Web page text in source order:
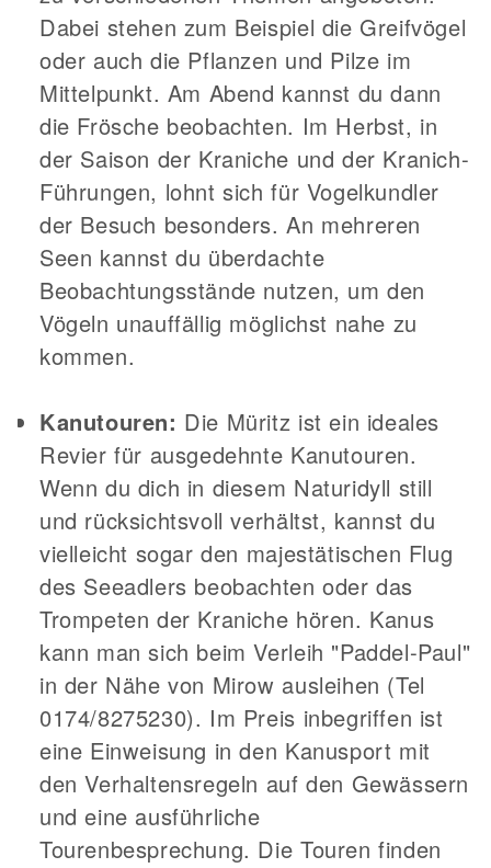
Dabei stehen zum Beispiel die Greifvögel
oder auch die Pflanzen und Pilze im
Mittelpunkt. Am Abend kannst du dann
die Frösche beobachten. Im Herbst, in
der Saison der Kraniche und der Kranich-
Führungen, lohnt sich für Vogelkundler
der Besuch besonders. An mehreren
Seen kannst du überdachte
Beobachtungsstände nutzen, um den
Vögeln unauffällig möglichst nahe zu
kommen.
Kanutouren: Die Müritz ist ein ideales
Revier für ausgedehnte Kanutouren.
Wenn du dich in diesem Naturidyll still
und rücksichtsvoll verhältst, kannst du
vielleicht sogar den majestätischen Flug
des Seeadlers beobachten oder das
Trompeten der Kraniche hören. Kanus
kann man sich beim Verleih "Paddel-Paul"
in der Nähe von Mirow ausleihen (Tel
0174/8275230). Im Preis inbegriffen ist
eine Einweisung in den Kanusport mit
den Verhaltensregeln auf den Gewässern
und eine ausführliche
Tourenbesprechung. Die Touren finden